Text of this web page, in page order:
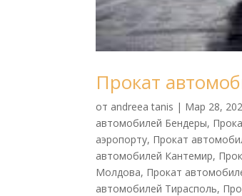
Прокат
от andreea tanis | Мар 28,
автомобилей Бендеры,
аэропорту, Прокат
автомобилей Кантемир,
Молдова, Прокат
автомобилей Тирасполь,